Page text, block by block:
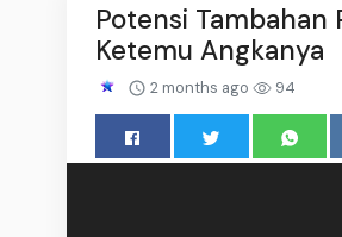
Potensi Tambahan
Ketemu Angkanya
2 months ago 94